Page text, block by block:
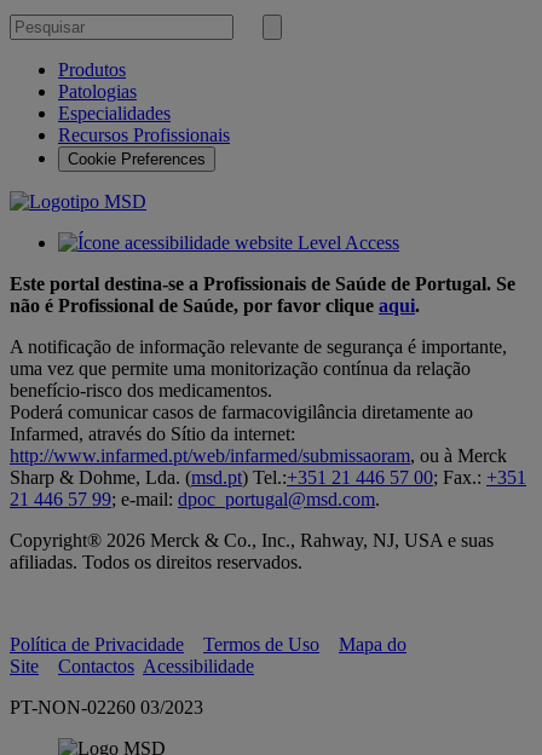
Pesquisar
por
Submeter
Produtos
Patologias
Especialidades
Recursos Profissionais
Cookie Preferences
Este portal destina-se a Profissionais de Saúde de Portugal. Se
não é Profissional de Saúde, por favor clique aqui.
A notificação de informação relevante de segurança é importante,
uma vez que permite uma monitorização contínua da relação
benefício-risco dos medicamentos.
Poderá comunicar casos de farmacovigilância diretamente ao
Infarmed, através do Sítio da internet:
http://www.infarmed.pt/web/infarmed/submissaoram, ou à Merck
Sharp & Dohme, Lda. (msd.pt) Tel.:+351 21 446 57 00; Fax.: +351
21 446 57 99; e-mail: dpoc_portugal@msd.com.
Copyright® 2026 Merck & Co., Inc., Rahway, NJ, USA e suas
afiliadas. Todos os direitos reservados.
Política de Privacidade Termos de Uso
Mapa do
Site
Contactos Acessibilidade
PT-NON-02260 03/2023